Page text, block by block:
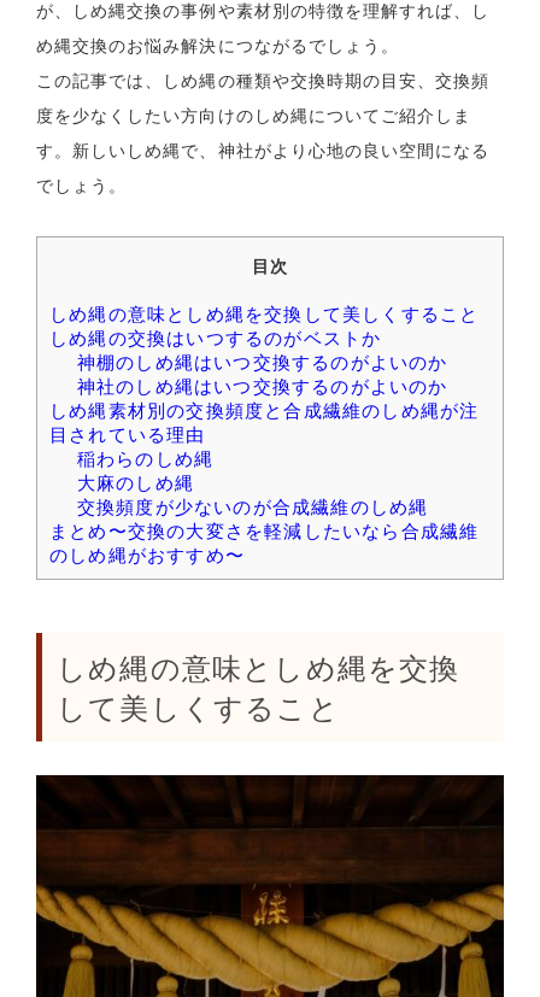
が、しめ縄交換の事例や素材別の特徴を理解すれば、し
め縄交換のお悩み解決につながるでしょう。
この記事では、しめ縄の種類や交換時期の目安、交換頻
度を少なくしたい方向けのしめ縄についてご紹介しま
す。新しいしめ縄で、神社がより心地の良い空間になる
でしょう。
目次
しめ縄の意味としめ縄を交換して美しくすること
しめ縄の交換はいつするのがベストか
神棚のしめ縄はいつ交換するのがよいのか
神社のしめ縄はいつ交換するのがよいのか
しめ縄素材別の交換頻度と合成繊維のしめ縄が注
目されている理由
稲わらのしめ縄
大麻のしめ縄
交換頻度が少ないのが合成繊維のしめ縄
まとめ〜交換の大変さを軽減したいなら合成繊維
のしめ縄がおすすめ〜
しめ縄の意味としめ縄を交換
して美しくすること